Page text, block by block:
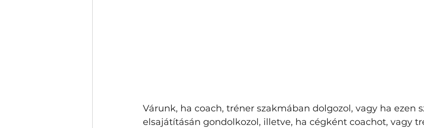
Várunk, ha coach, tréner szakmában dolgozol, vagy ha ezen
elsajátításán gondolkozol, illetve, ha cégként coachot, vagy